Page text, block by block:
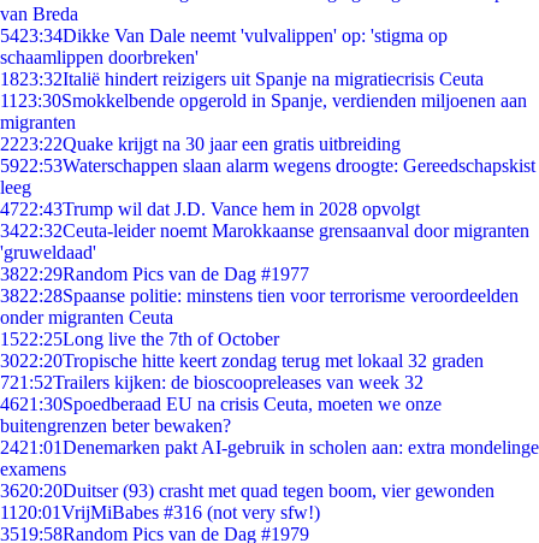
van Breda
5423:34Dikke Van Dale neemt 'vulvalippen' op: 'stigma op
schaamlippen doorbreken'
1823:32Italië hindert reizigers uit Spanje na migratiecrisis Ceuta
11 23:30Smokkelbende opgerold in Spanje, verdienden miljoenen aan
migranten
2223:22Quake krijgt na 30 jaar een gratis uitbreiding
5922:53Waterschappen slaan alarm wegens droogte: Gereedschapskist
leeg
4722:43Trump wil dat J.D. Vance hem in 2028 opvolgt
3422:32Ceuta-leider noemt Marokkaanse grensaanval door migranten
'gruweldaad'
3822:29Random Pics van de Dag #1977
3822:28Spaanse politie: minstens tien voor terrorisme veroordeelden
onder migranten Ceuta
1522:25Long live the 7th of October
3022:20Tropische hitte keert zondag terug met lokaal 32 graden
721:52Trailers kijken: de bioscoopreleases van week 32
4621:30Spoedberaad EU na crisis Ceuta, moeten we onze
buitengrenzen beter bewaken?
2421:01Denemarken pakt AI-gebruik in scholen aan: extra mondelinge
examens
3620:20Duitser (93) crasht met quad tegen boom, vier gewonden
11 20:01VrijMiBabes #316 (not very sfw!)
3519:58Random Pics van de Dag #1979